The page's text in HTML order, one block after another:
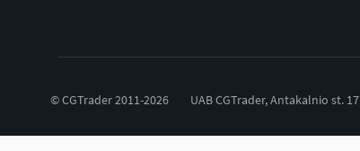
© CGTrader 2011-2026 UAB CGTrader, Antakalnio st.